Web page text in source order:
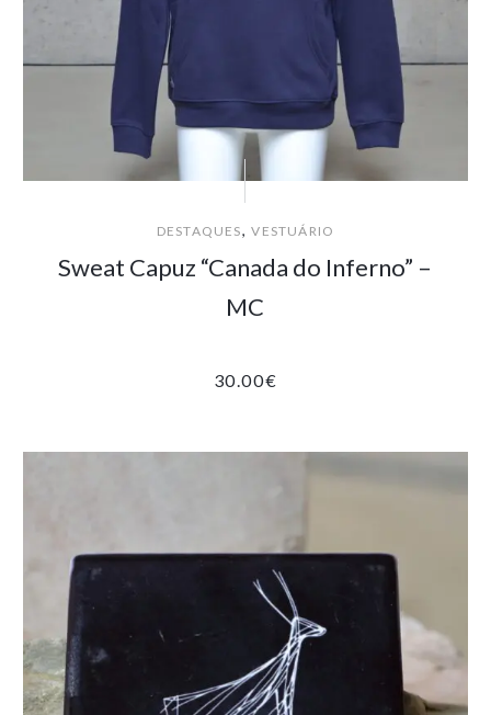
DESTAQUES,VESTUÁRIO
Sweat Capuz “Canada do Inferno” –
MC
30.00€